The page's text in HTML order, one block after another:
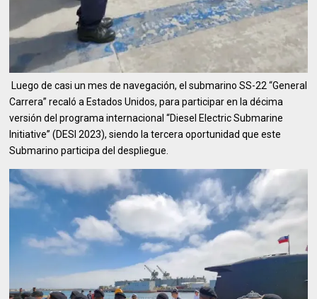
Luego de casi un mes de navegación, el submarino SS-22 “General
Carrera” recaló a Estados Unidos, para participar en la décima
versión del programa internacional “Diesel Electric Submarine
Initiative” (DESI 2023), siendo la tercera oportunidad que este
Submarino participa del despliegue.